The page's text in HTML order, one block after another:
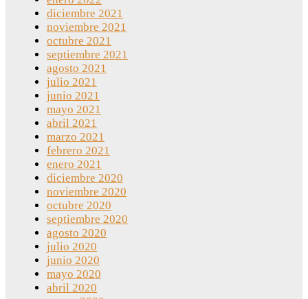
diciembre 2021
noviembre 2021
octubre 2021
septiembre 2021
agosto 2021
julio 2021
junio 2021
mayo 2021
abril 2021
marzo 2021
febrero 2021
enero 2021
diciembre 2020
noviembre 2020
octubre 2020
septiembre 2020
agosto 2020
julio 2020
junio 2020
mayo 2020
abril 2020